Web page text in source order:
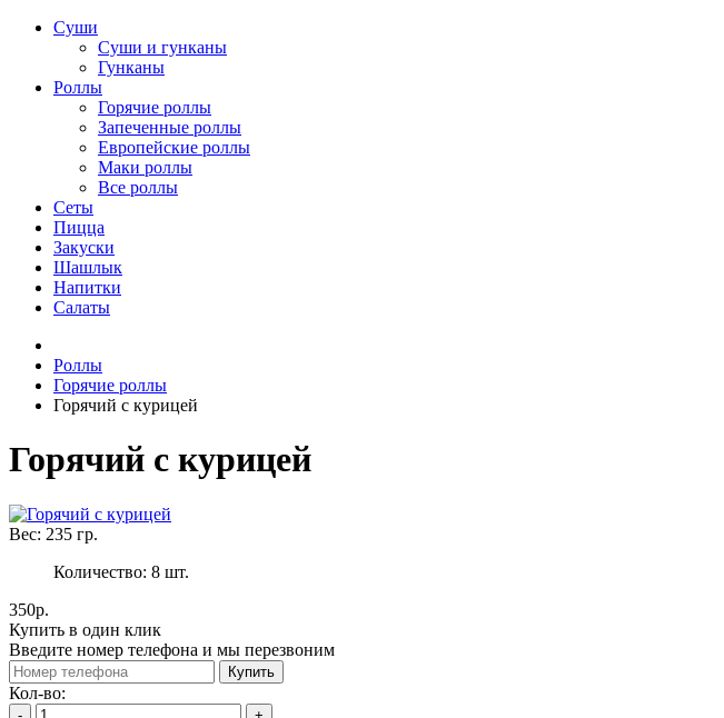
Суши
Суши и гунканы
Гунканы
Роллы
Горячие роллы
Запеченные роллы
Европейские роллы
Маки роллы
Все роллы
Сеты
Пицца
Закуски
Шашлык
Напитки
Салаты
Роллы
Горячие роллы
Горячий с курицей
Горячий с курицей
Вес: 235 гр.
Количество: 8 шт.
350р.
Купить в один клик
Введите номер телефона и мы перезвоним
Купить
Кол-во: